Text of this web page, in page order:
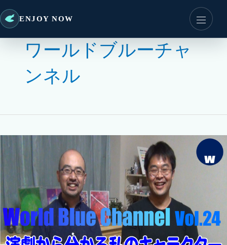
ENJOY NOW
ワールドブルーチャ
ンネル